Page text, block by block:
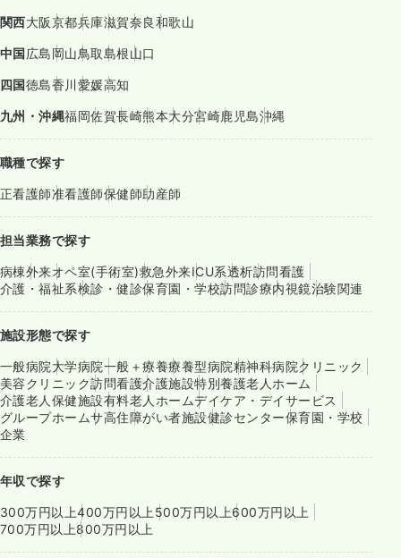
関西大阪京都兵庫滋賀奈良和歌山
中国広島岡山鳥取島根山口
四国徳島香川愛媛高知
九州・沖縄福岡佐賀長崎熊本大分宮崎鹿児島沖縄
職種で探す
正看護師准看護師保健師助産師
担当業務で探す
病棟外来オペ室(手術室)救急外来ICU系透析訪問看護
介護・福祉系検診・健診保育園・学校訪問診療内視鏡治験関連
施設形態で探す
一般病院大学病院一般＋療養療養型病院精神科病院クリニック
美容クリニック訪問看護介護施設特別養護老人ホーム
介護老人保健施設有料老人ホームデイケア・デイサービス
グループホームサ高住障がい者施設健診センター保育園・学校
企業
年収で探す
300万円以上400万円以上 500万円以上600万円以上
700万円以上800万円以上